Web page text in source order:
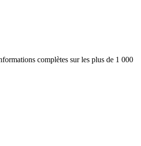
complètes sur les plus de 1 000